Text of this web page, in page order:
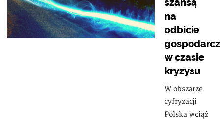
szansą
na
odbicie
w czasie
kryzysu
W obszarze
cyfryzacji
Polska wciąż